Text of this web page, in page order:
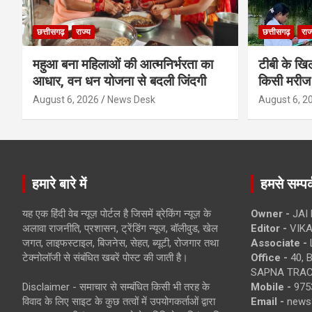
छत्तीसगढ़ राज्य
महुआ बना महिलाओं की आत्मनिर्भरता का
आधार, वन धन योजना से बदली जिंदगी
August 6, 2026 News Desk
छत्तीसगढ़
टीबी के
किसी
August 6,
हमारे बारे में
यह एक हिंदी वेब न्यूज़ पोर्टल है जिसमें ब्रेकिंग न्यूज़ के
अलावा राजनीति, प्रशासन, ट्रेंडिंग न्यूज, बॉलीवुड, खेल
जगत, लाइफस्टाइल, बिजनेस, सेहत, ब्यूटी, रोजगार तथा
टेक्नोलॉजी से संबंधित खबरें पोस्ट की जाती है।
Disclaimer - समाचार से सम्बंधित किसी भी तरह के
विवाद के लिए साइट के कुछ तत्वों में उपयोगकर्ताओं द्वारा
हमसे
Owner - JAI
Editor -
Associate -
Office - 40,
SAPNA
Mobile -
Email -